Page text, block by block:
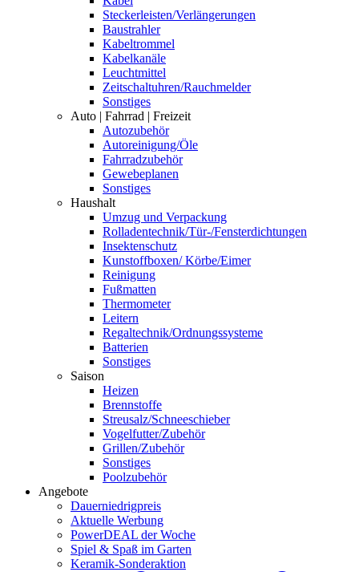
Steckerleisten/Verlängerungen
Baustrahler
Kabeltrommel
Kabelkanäle
Leuchtmittel
Zeitschaltuhren/Rauchmelder
Sonstiges
Auto | Fahrrad | Freizeit
Autozubehör
Autoreinigung/Öle
Fahrradzubehör
Gewebeplanen
Sonstiges
Haushalt
Umzug und Verpackung
Rolladentechnik/Tür-/Fensterdichtungen
Insektenschutz
Kunstoffboxen/ Körbe/Eimer
Reinigung
Fußmatten
Thermometer
Leitern
Regaltechnik/Ordnungssysteme
Batterien
Sonstiges
Saison
Heizen
Brennstoffe
Streusalz/Schneeschieber
Vogelfutter/Zubehör
Grillen/Zubehör
Sonstiges
Poolzubehör
Angebote
Dauerniedrigpreis
Aktuelle Werbung
PowerDEAL der Woche
Spiel & Spaß im Garten
Keramik-Sonderaktion